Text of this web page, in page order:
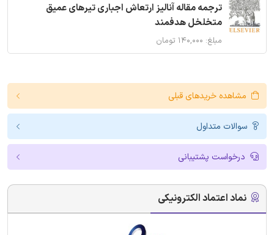
ترجمه مقاله آنالیز ارتعاش اجباری تیرهای عمیق
متخلخل هدفمند
مبلغ: ۱۴۰,۰۰۰ تومان
مشاهده خریدهای قبلی
سوالات متداول
درخواست پشتیبانی
نماد اعتماد الکترونیکی